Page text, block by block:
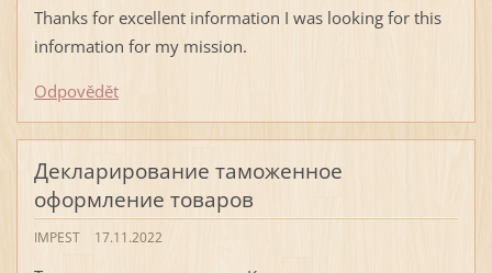
Thanks for excellent information I was looking for this
information for my mission.
Odpovědět
Декларирование таможенное
оформление товаров
IMPEST 17.11.2022